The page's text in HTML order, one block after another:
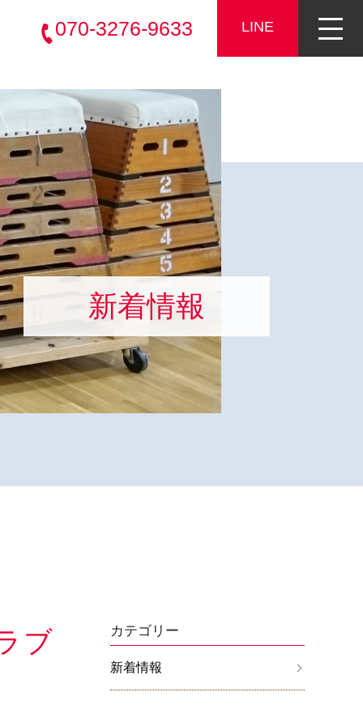
070-3276-9633 LINE
新着情報
ブ
カテゴリー
新着情報